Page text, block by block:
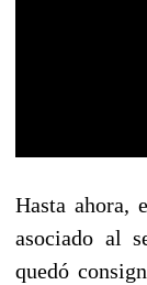
Hasta ahora,
asociado al
quedó